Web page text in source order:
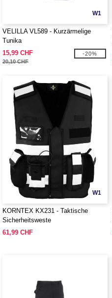
W1
VELILLA VL589 - Kurzärmelige
Tunika
15,99 CHF
20,10 CHF
-20%
W1
KORNTEX KX231 - Taktische
Sicherheitsweste
61,99 CHF